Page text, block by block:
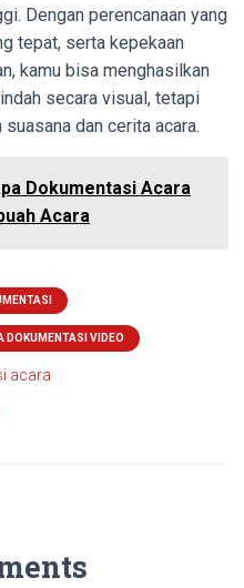
Dengan perencanaan yang
tepat, serta kepekaan
kamu bisa menghasilkan
secara visual, tetapi
dan cerita acara.
Dokumentasi Acara
Acara
DOKUMENTASI VIDEO
acara